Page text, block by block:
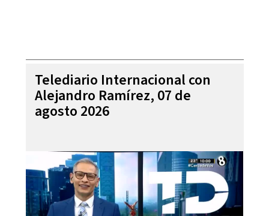
Telediario Internacional con
Alejandro Ramírez, 07 de
agosto 2026